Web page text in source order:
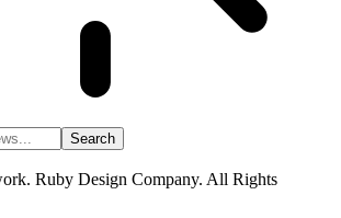
Ruby Design Company. All Rights